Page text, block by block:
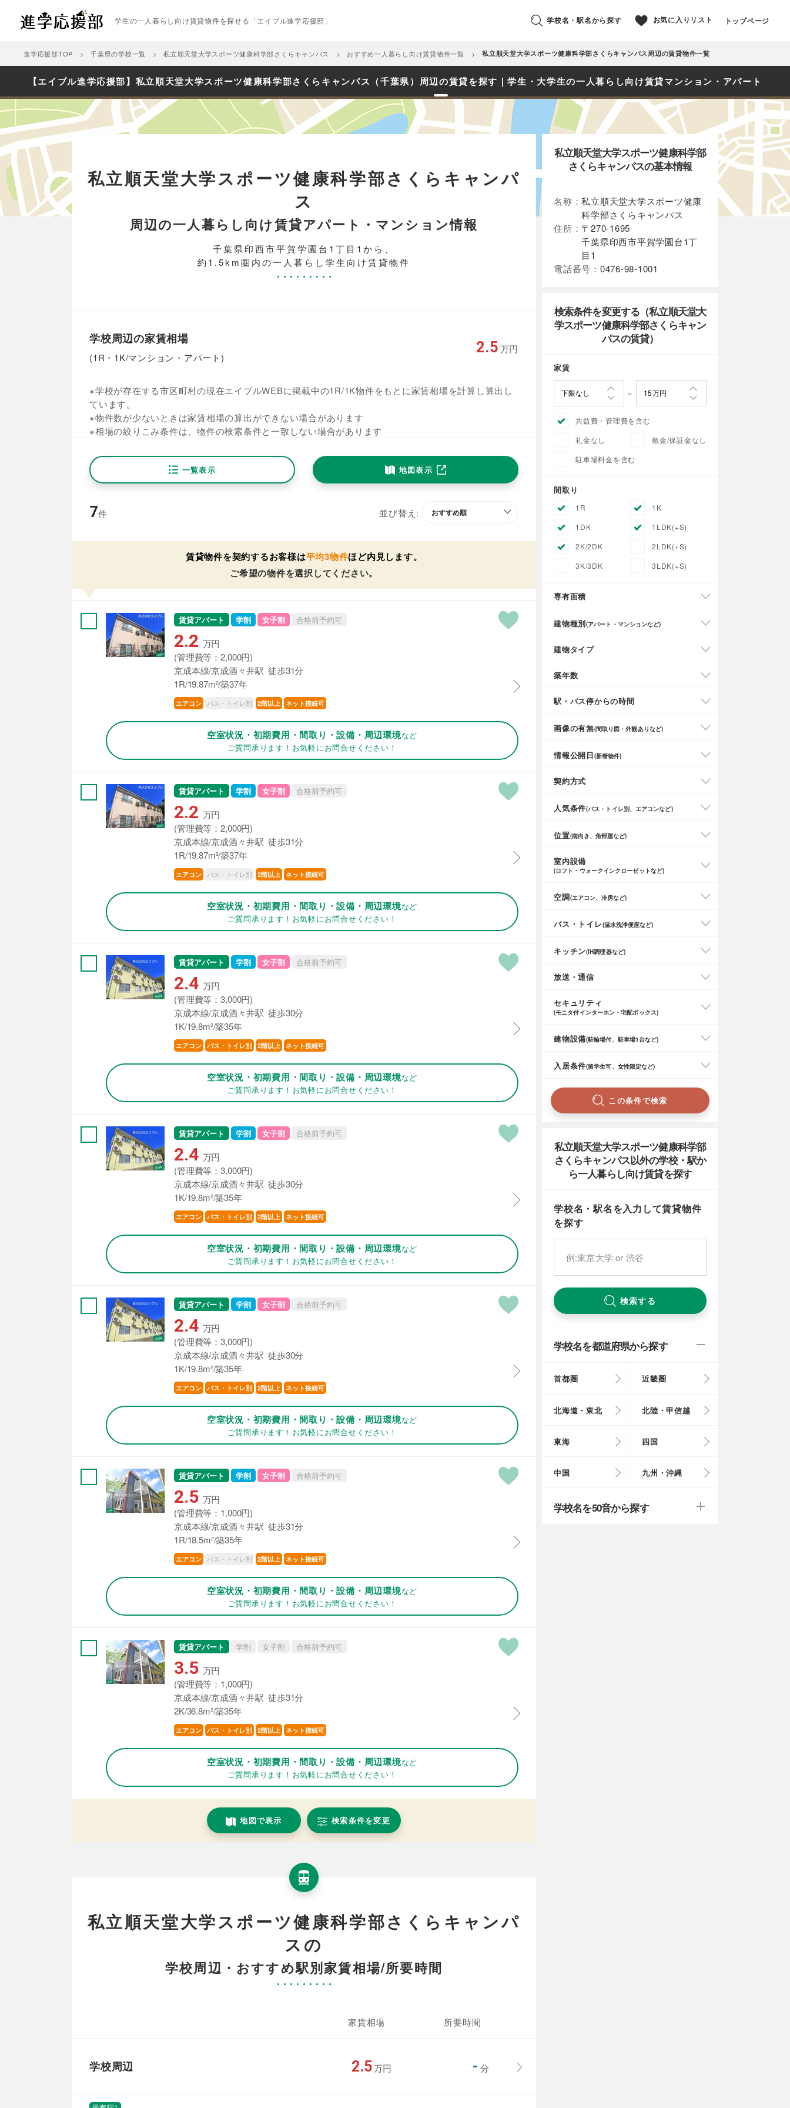
学生の一人暮らし向け賃貸物件を探せる「エイブル進学応援部」 学校名・駅名から探す お気に入りリスト トップページ
進学応援部TOP 千葉県の学校一覧 私立順天堂大学スポーツ健康科学部さくらキャンパス おすすめ一人暮らし向け賃貸物件一覧 私立順天堂大学スポーツ健康科学部さくらキャンパス周辺の賃貸物件一覧
【エイブル進学応援部】私立順天堂大学スポーツ健康科学部さくらキャンパス（千葉県）周辺の賃貸を探す｜学生・大学生の一人暮らし向け賃貸マンション・アパート
私立順天堂大学スポーツ健康科学部さくらキャンパ
ス
周辺の一人暮らし向け賃貸アパート・マンション情報
千葉県印西市平賀学園台1丁目1から、
約1.5km圏内の一人暮らし学生向け賃貸物件
学校周辺の家賃相場
(1R・1K/マンション・アパート)
2.5万円
※学校が存在する市区町村の現在エイブルWEBに掲載中の1R/1K物件をもとに家賃相場を計算し算出し
ています。
※物件数が少ないときは家賃相場の算出ができない場合があります
※相場の絞りこみ条件は、物件の検索条件と一致しない場合があります
一覧表示 地図表示
7件 並び替え:
賃貸物件を契約するお客様は平均3物件ほど内見します。
ご希望の物件を選択してください。
賃貸アパート 学割 女子割 合格前予約可
2.2 万円
(管理費等：2,000円)
京成本線/京成酒々井駅 徒歩31分
1R/19.87m²/築37年
エアコン バス・トイレ別 2階以上 ネット接続可
空室状況・初期費用・間取り・設備・周辺環境など
ご質問承ります！お気軽にお問合せください！
賃貸アパート 学割 女子割 合格前予約可
2.2 万円
(管理費等：2,000円)
京成本線/京成酒々井駅 徒歩31分
1R/19.87m²/築37年
エアコン バス・トイレ別 2階以上 ネット接続可
空室状況・初期費用・間取り・設備・周辺環境など
ご質問承ります！お気軽にお問合せください！
賃貸アパート 学割 女子割 合格前予約可
2.4 万円
(管理費等：3,000円)
京成本線/京成酒々井駅 徒歩30分
1K/19.8m²/築35年
エアコン バス・トイレ別 2階以上 ネット接続可
空室状況・初期費用・間取り・設備・周辺環境など
ご質問承ります！お気軽にお問合せください！
賃貸アパート 学割 女子割 合格前予約可
2.4 万円
(管理費等：3,000円)
京成本線/京成酒々井駅 徒歩30分
1K/19.8m²/築35年
エアコン バス・トイレ別 2階以上 ネット接続可
空室状況・初期費用・間取り・設備・周辺環境など
ご質問承ります！お気軽にお問合せください！
賃貸アパート 学割 女子割 合格前予約可
2.4 万円
(管理費等：3,000円)
京成本線/京成酒々井駅 徒歩30分
1K/19.8m²/築35年
エアコン バス・トイレ別 2階以上 ネット接続可
空室状況・初期費用・間取り・設備・周辺環境など
ご質問承ります！お気軽にお問合せください！
賃貸アパート 学割 女子割 合格前予約可
2.5 万円
(管理費等：1,000円)
京成本線/京成酒々井駅 徒歩31分
1R/18.5m²/築35年
エアコン バス・トイレ別 2階以上 ネット接続可
空室状況・初期費用・間取り・設備・周辺環境など
ご質問承ります！お気軽にお問合せください！
賃貸アパート 学割 女子割 合格前予約可
3.5 万円
(管理費等：1,000円)
京成本線/京成酒々井駅 徒歩31分
2K/36.8m²/築35年
エアコン バス・トイレ別 2階以上 ネット接続可
空室状況・初期費用・間取り・設備・周辺環境など
ご質問承ります！お気軽にお問合せください！
地図で表示 検索条件を変更
私立順天堂大学スポーツ健康科学部さくらキャンパ
スの
学校周辺・おすすめ駅別家賃相場/所要時間
家賃相場 所要時間
学校周辺 2.5万円 - 分
私立順天堂大学スポーツ健康科学部
さくらキャンパスの基本情報
名称：私立順天堂大学スポーツ健康
科学部さくらキャンパス
住所： 〒270-1695
千葉県印西市平賀学園台1丁
目1
電話番号： 0476-98-1001
検索条件を変更する（私立順天堂大
学スポーツ健康科学部さくらキャン
パスの賃貸）
家賃
共益費・管理費を含む
礼金なし
敷金/保証金なし
駐車場料金を含む
間取り
1R
1K
1DK
1LDK(+S)
2K/2DK
2LDK(+S)
3K/3DK
3LDK(+S)
専有面積
建物種別(アパート・マンションなど)
建物タイプ
築年数
駅・バス停からの時間
画像の有無(間取り図・外観ありなど)
情報公開日(新着物件)
契約方式
人気条件(バス・トイレ別、エアコンなど)
位置(南向き、角部屋など)
室内設備
(ロフト・ウォークインクローゼットなど)
空調(エアコン、冷房など)
バス・トイレ(温水洗浄便座など)
キッチン(IH調理器など)
放送・通信
セキュリティ
(モニタ付インターホン・宅配ボックス)
建物設備(駐輪場付、駐車場1台など)
入居条件(留学生可、女性限定など)
この条件で検索
私立順天堂大学スポーツ健康科学部
さくらキャンパス以外の学校・駅か
ら一人暮らし向け賃貸を探す
学校名・駅名を入力して賃貸物件
を探す
検索する
学校名を都道府県から探す
首都圏 近畿圏
北海道・東北 北陸・甲信越
東海 四国
中国 九州・沖縄
学校名を50音から探す